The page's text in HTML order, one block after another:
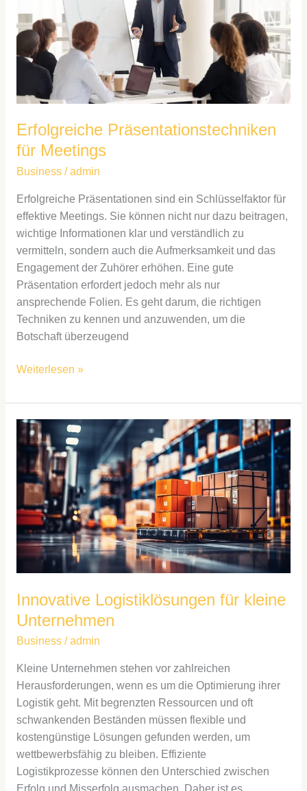
Erfolgreiche Präsentationstechniken
für Meetings
Business/admin
Erfolgreiche Präsentationen sind ein Schlüsselfaktor für
effektive Meetings. Sie können nicht nur dazu beitragen,
wichtige Informationen klar und verständlich zu
vermitteln, sondern auch die Aufmerksamkeit und das
Engagement der Zuhörer erhöhen. Eine gute
Präsentation erfordert jedoch mehr als nur
ansprechende Folien. Es geht darum, die richtigen
Techniken zu kennen und anzuwenden, um die
Botschaft überzeugend
Weiterlesen »
Innovative Logistiklösungen für kleine
Unternehmen
Business/admin
Kleine Unternehmen stehen vor zahlreichen
Herausforderungen, wenn es um die Optimierung ihrer
Logistik geht. Mit begrenzten Ressourcen und oft
schwankenden Beständen müssen flexible und
kostengünstige Lösungen gefunden werden, um
wettbewerbsfähig zu bleiben. Effiziente
Logistikprozesse können den Unterschied zwischen
Erfolg und Misserfolg ausmachen. Daher ist es
Innovative
Logistiklösungen
kleine
Unternehmen